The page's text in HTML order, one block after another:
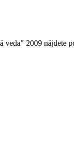
veda" 2009 nájdete